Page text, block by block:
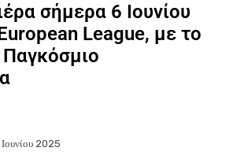
σήμερα 6 Ιουνίου
League, με το
2025